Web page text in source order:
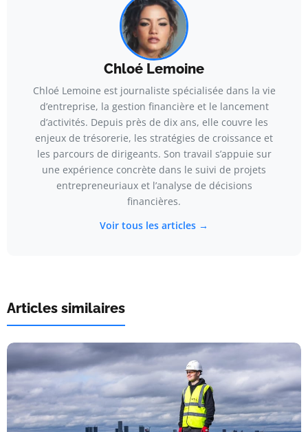
Chloé Lemoine
Chloé Lemoine est journaliste spécialisée dans la vie
d’entreprise, la gestion financière et le lancement
d’activités. Depuis près de dix ans, elle couvre les
enjeux de trésorerie, les stratégies de croissance et
les parcours de dirigeants. Son travail s’appuie sur
une expérience concrète dans le suivi de projets
entrepreneuriaux et l’analyse de décisions
financières.
Voir tous les articles →
Articles similaires